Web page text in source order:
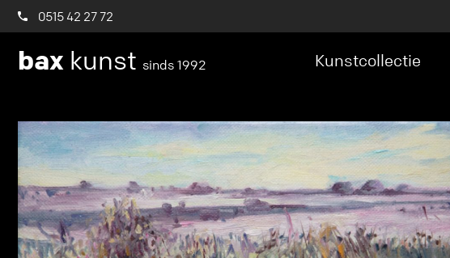
0515 42 27 72
bax kunst sinds 1992 Kunstcollectie